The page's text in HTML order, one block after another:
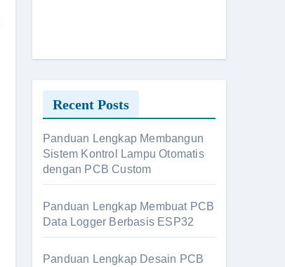
Recent Posts
Panduan Lengkap Membangun
Sistem Kontrol Lampu Otomatis
dengan PCB Custom
Panduan Lengkap Membuat PCB
Data Logger Berbasis ESP32
Panduan Lengkap Desain PCB